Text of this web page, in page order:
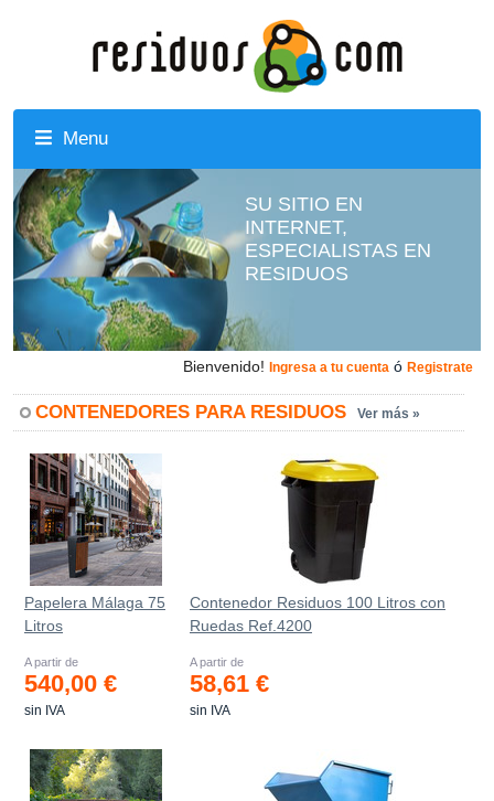
Menu
SU SITIO EN
INTERNET,
ESPECIALISTAS EN
RESIDUOS
Bienvenido! Ingresa a tu cuenta ó Registrate
CONTENEDORES PARA RESIDUOS Ver más »
Papelera Málaga 75
Litros
A partir de
540,00 €
sin IVA
Contenedor Residuos 100 Litros con
Ruedas Ref.4200
A partir de
58,61 €
sin IVA